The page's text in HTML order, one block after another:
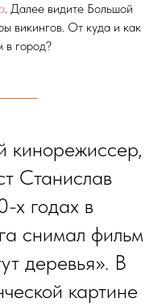
. Далее видите Большой
викингов. От куда и как
в город?
кинорежиссер,
Станислав
х годах в
снимал фильм
деревья». В
картине